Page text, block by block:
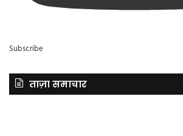
Subscribe
ताज़ा समाचार